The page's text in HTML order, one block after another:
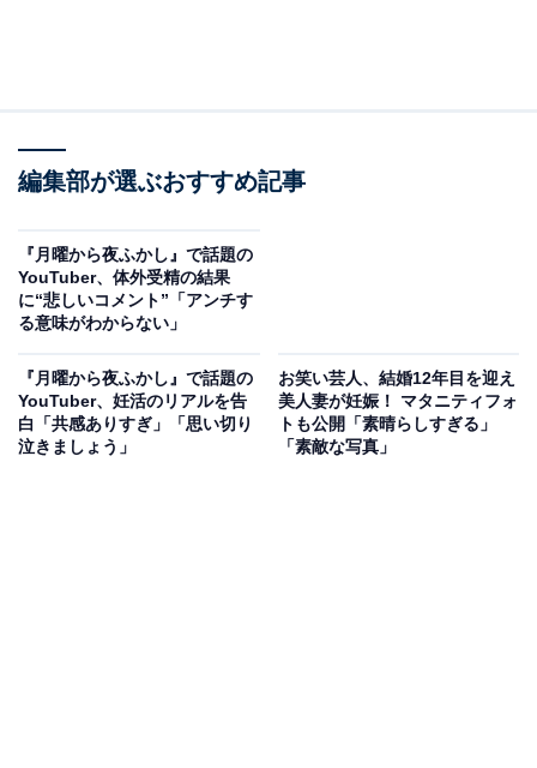
編集部が選ぶおすすめ記事
『月曜から夜ふかし』で話題の
YouTuber、体外受精の結果
に“悲しいコメント”「アンチす
る意味がわからない」
『月曜から夜ふかし』で話題の
YouTuber、妊活のリアルを告
白「共感ありすぎ」「思い切り
泣きましょう」
お笑い芸人、結婚12年目を迎え
美人妻が妊娠！ マタニティフォ
トも公開「素晴らしすぎる」
「素敵な写真」